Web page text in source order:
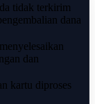
tidak terkirim
dana
dan
kartu diproses